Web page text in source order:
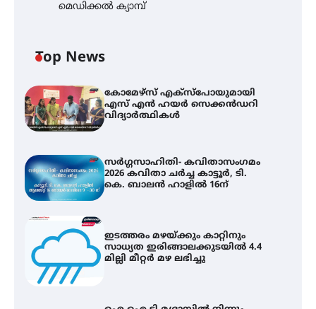
മെഡിക്കൽ ക്യാമ്പ്
Top News
കോമേഴ്സ് എക്സ്പോയുമായി
എസ് എൻ ഹയർ സെക്കൻഡറി
വിദ്യാർത്ഥികൾ
സർഗ്ഗസാഹിതി- കവിതാസംഗമം
2026 കവിതാ ചർച്ച കാട്ടൂർ, ടി.
കെ. ബാലൻ ഹാളിൽ 16ന്
ഇടത്തരം മഴയ്ക്കും കാറ്റിനും
സാധ്യത ഇരിങ്ങാലക്കുടയിൽ 4.4
മില്ലി മീറ്റർ മഴ ലഭിച്ചു